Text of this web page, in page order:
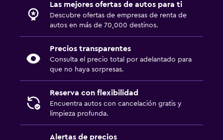
Las mejores ofertas de autos para ti
Descubre ofertas de empresas de renta de
autos en más de 70,000 destinos.
Precios transparentes
Consulta el precio total por adelantado para
que no haya sorpresas.
Reserva con flexibilidad
Encuentra autos con cancelación gratis y
limpieza profunda.
Alertas de precios